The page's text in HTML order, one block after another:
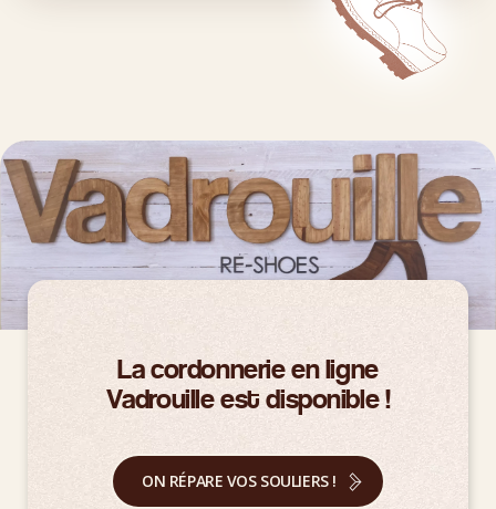
La cordonnerie en ligne
Vadrouille est disponible !
ON RÉPARE VOS SOULIERS !